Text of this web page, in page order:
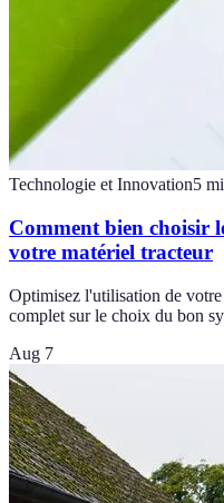
Technologie et Innovation5
Comment bien choisir
votre matériel tracteur
Optimisez l'utilisation de
complet sur le choix du bon
Aug 7